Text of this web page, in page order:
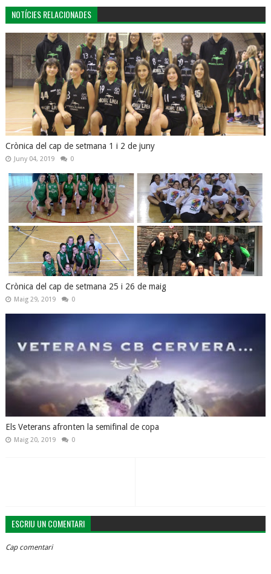
NOTÍCIES RELACIONADES
Crònica del cap de setmana 1 i 2 de juny
Juny 04, 2019 0
Crònica del cap de setmana 25 i 26 de maig
Maig 29, 2019 0
Els Veterans afronten la semifinal de copa
Maig 20, 2019 0
ESCRIU UN COMENTARI
Cap comentari